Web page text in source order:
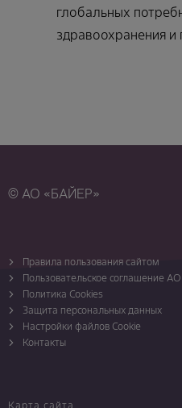
глобальных
здравоохранения и
© АО «БАЙЕР»
Правила пользования сайтом
Пользовательское соглашение
Политика Cookies
Защита персональных данных
Настройки файлов Cookie
Контакты
Карта сайта